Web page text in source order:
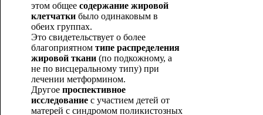
этом общее содержание жировой
клетчаткибыло одинаковым в
обеих группах.
Это свидетельствует о более
благоприятном типе распределения
жировой ткани (по подкожному, а
не по висцеральному типу) при
лечении метформином.
Другое проспективное
исследованиес участием детей от
матерей с синдромом поликистозных